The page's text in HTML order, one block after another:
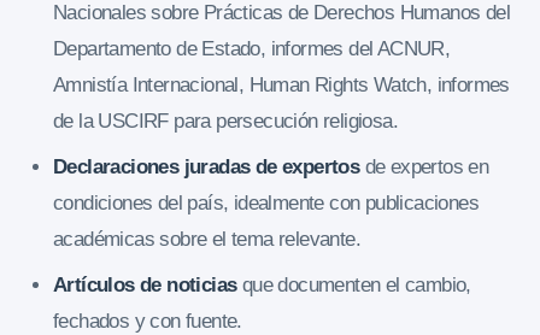
Nacionales sobre Prácticas de Derechos Humanos del
Departamento de Estado, informes del ACNUR,
Amnistía Internacional, Human Rights Watch, informes
de la USCIRF para persecución religiosa.
Declaraciones juradas de expertosde expertos en
condiciones del país, idealmente con publicaciones
académicas sobre el tema relevante.
Artículos de noticiasque documenten el cambio,
fechados y con fuente.